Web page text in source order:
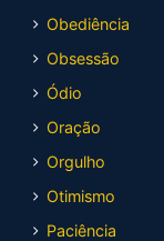
Obediência
Obsessão
Ódio
Oração
Orgulho
Otimismo
Paciência